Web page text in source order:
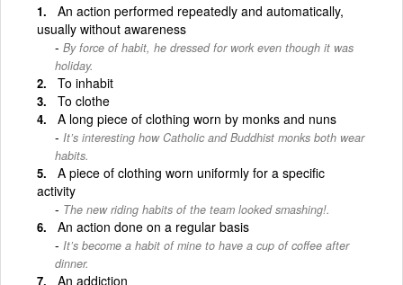
An action performed repeatedly and automatically,
usually without awareness
By force of habit, he dressed for work even though it was
holiday.
To inhabit
To clothe
A long piece of clothing worn by monks and nuns
It’s interesting how Catholic and Buddhist monks both wear
habits.
A piece of clothing worn uniformly for a specific
activity
The new riding habits of the team looked smashing!.
An action done on a regular basis
It’s become a habit of mine to have a cup of coffee after
dinner.
An addiction